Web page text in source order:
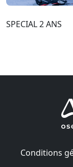
SPECIAL 2 ANS
Conditions